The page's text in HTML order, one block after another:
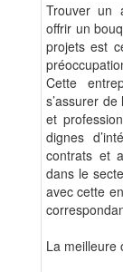
Trouver un
offrir un
projets est
Cette
s’assurer
et
dignes
contrats et
dans le
avec cette
La meilleure